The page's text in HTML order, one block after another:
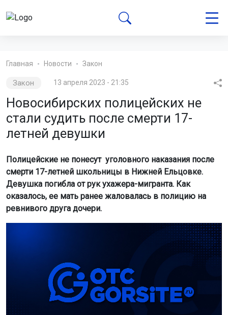
Главная Новости Закон
Закон 13 апреля 2023 - 21:35
Новосибирских полицейских не
стали судить после смерти 17-
летней девушки
Полицейские не понесут уголовного наказания после
смерти 17-летней школьницы в Нижней Ельцовке.
Девушка погибла от рук ухажера-мигранта. Как
оказалось, ее мать ранее жаловалась в полицию на
ревнивого друга дочери.